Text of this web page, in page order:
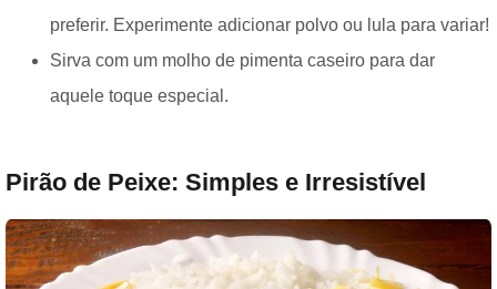
preferir. Experimente adicionar polvo ou lula para variar!
Sirva com um molho de pimenta caseiro para dar
aquele toque especial.
Pirão de Peixe: Simples e Irresistível